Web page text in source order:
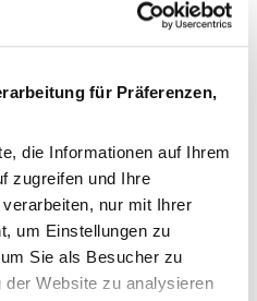
für Präferenzen,
die Informationen auf Ihrem
zugreifen und Ihre
nur mit Ihrer
um Einstellungen zu
Sie als Besucher zu
Website zu analysieren